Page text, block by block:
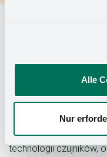
Alle
Nur
Nowoczesne
precyzyjnego
Systemy wejścia i
rewolucjonizują
sklepów. Dzięki
technologii czujników,